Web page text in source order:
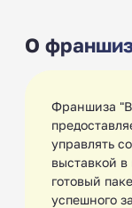
О
Франшиза
управлять
выставкой
готовый
успешного